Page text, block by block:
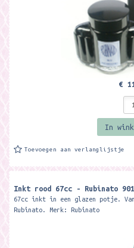
€
In
Toevoegen aan verlanglijstje
Inkt rood 67cc - Rubinato 901
67cc inkt in een glazen potje.
Rubinato. Merk: Rubinato